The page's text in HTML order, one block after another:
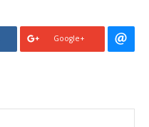
Google+